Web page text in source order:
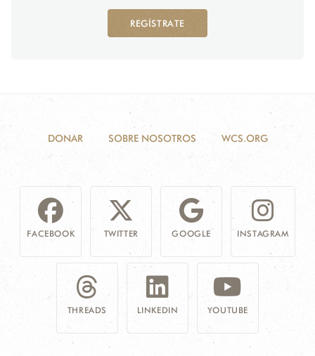
REGÍSTRATE
DONAR SOBRE NOSOTROS WCS.ORG
FACEBOOK TWITTER GOOGLE INSTAGRAM
THREADS LINKEDIN YOUTUBE